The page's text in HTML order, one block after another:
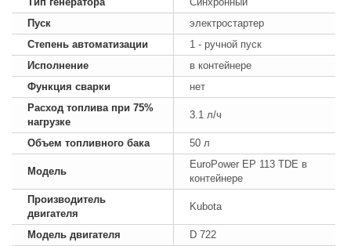
Пуск
электростартер
Степень автоматизации
1 - ручной пуск
Исполнение
в контейнере
Функция сварки
нет
Расход топлива при 75%
нагрузке
3.1 л/ч
Объем топливного бака 50 л
Модель
EuroPower EP 113 TDE в
контейнере
Производитель
двигателя
Kubota
Модель двигателя
D 722